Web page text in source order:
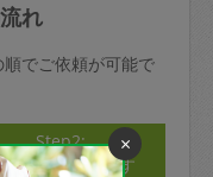
れ
でご依頼が可能で
Step2:
カジさんを探す
×